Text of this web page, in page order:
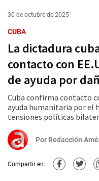
30 de octubre de 2025
CUBA
La dictadura
contacto con
de ayuda por
Cuba confirma contacto
ayuda humanitaria por el
tensiones políticas
Por Redacción
Compartir en: